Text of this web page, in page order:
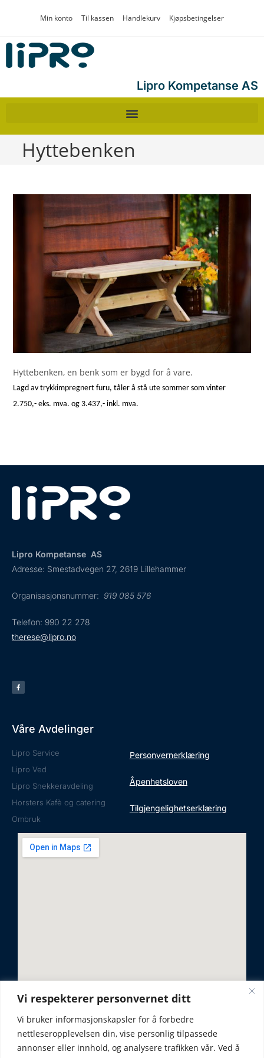
Vi respekterer personvernet ditt
Vi bruker informasjonskapsler for å forbedre
nettleseropplevelsen din, vise personlig tilpassede
annonser eller innhold, og analysere trafikken vår. Ved å
Min konto Til kassen Handlekurv Kjøpsbetingelser
Lipro Kompetanse AS
Hyttebenken
Hyttebenken, en benk som er bygd for å vare.
Lagd av trykkimpregnert furu, tåler å stå ute sommer som vinter
2.750,- eks. mva. og 3.437,- inkl. mva.
Lipro Kompetanse AS
Adresse: Smestadvegen 27, 2619 Lillehammer
Organisasjonsnummer: 919 085 576
Telefon: 990 22 278
therese@lipro.no
Våre Avdelinger
Lipro Service
Lipro Ved
Lipro Snekkeravdeling
Horsters Kafè og catering
Ombruk
Personvernerklæring
Åpenhetsloven
Tilgjengelighetserklæring